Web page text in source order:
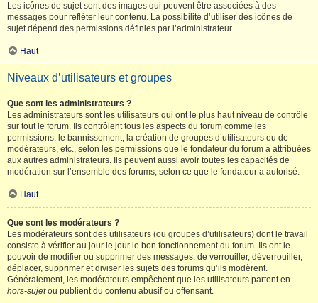
Les icônes de sujet sont des images qui peuvent être associées à des
messages pour refléter leur contenu. La possibilité d’utiliser des icônes de
sujet dépend des permissions définies par l’administrateur.
Haut
Niveaux d’utilisateurs et groupes
Que sont les administrateurs ?
Les administrateurs sont les utilisateurs qui ont le plus haut niveau de contrôle
sur tout le forum. Ils contrôlent tous les aspects du forum comme les
permissions, le bannissement, la création de groupes d’utilisateurs ou de
modérateurs, etc., selon les permissions que le fondateur du forum a attribuées
aux autres administrateurs. Ils peuvent aussi avoir toutes les capacités de
modération sur l’ensemble des forums, selon ce que le fondateur a autorisé.
Haut
Que sont les modérateurs ?
Les modérateurs sont des utilisateurs (ou groupes d’utilisateurs) dont le travail
consiste à vérifier au jour le jour le bon fonctionnement du forum. Ils ont le
pouvoir de modifier ou supprimer des messages, de verrouiller, déverrouiller,
déplacer, supprimer et diviser les sujets des forums qu’ils modèrent.
Généralement, les modérateurs empêchent que les utilisateurs partent en
hors-sujetou publient du contenu abusif ou offensant.